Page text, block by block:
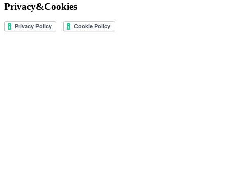
Privacy&Cookies